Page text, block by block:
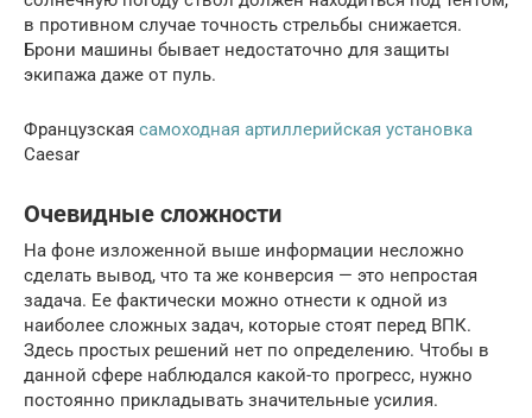
в противном случае точность стрельбы снижается.
Брони машины бывает недостаточно для защиты
экипажа даже от пуль.
Французская самоходная артиллерийская установка
Сaesar
Очевидные сложности
На фоне изложенной выше информации несложно
сделать вывод, что та же конверсия — это непростая
задача. Ее фактически можно отнести к одной из
наиболее сложных задач, которые стоят перед ВПК.
Здесь простых решений нет по определению. Чтобы в
данной сфере наблюдался какой-то прогресс, нужно
постоянно прикладывать значительные усилия.